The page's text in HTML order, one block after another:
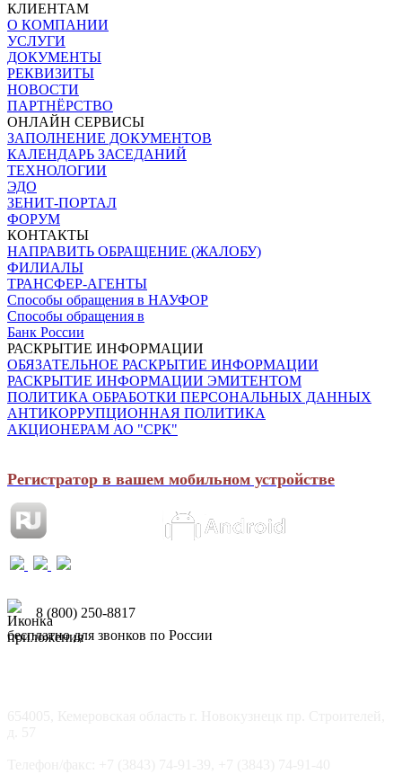
КЛИЕНТАМ
О КОМПАНИИ
УСЛУГИ
ДОКУМЕНТЫ
РЕКВИЗИТЫ
НОВОСТИ
ПАРТНЁРСТВО
ОНЛАЙН СЕРВИСЫ
ЗАПОЛНЕНИЕ ДОКУМЕНТОВ
КАЛЕНДАРЬ ЗАСЕДАНИЙ
ТЕХНОЛОГИИ
ЭДО
ЗЕНИТ-ПОРТАЛ
ФОРУМ
КОНТАКТЫ
НАПРАВИТЬ ОБРАЩЕНИЕ (ЖАЛОБУ)
ФИЛИАЛЫ
ТРАНСФЕР-АГЕНТЫ
Способы обращения в НАУФОР
Способы обращения в
Банк России
РАСКРЫТИЕ ИНФОРМАЦИИ
ОБЯЗАТЕЛЬНОЕ РАСКРЫТИЕ ИНФОРМАЦИИ
РАСКРЫТИЕ ИНФОРМАЦИИ ЭМИТЕНТОМ
ПОЛИТИКА ОБРАБОТКИ ПЕРСОНАЛЬНЫХ ДАННЫХ
АНТИКОРРУПЦИОННАЯ ПОЛИТИКА
АКЦИОНЕРАМ АО "СРК"
Регистратор в вашем мобильном устройстве
8 (800) 250-8817
бесплатно для звонков по России